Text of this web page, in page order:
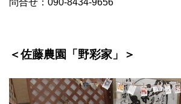
問合せ：090-8434-9656
＜佐藤農園「野彩家」＞